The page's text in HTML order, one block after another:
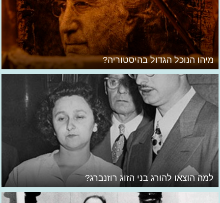
מיהו הנוכל הגדול בהיסטוריה?
למה הוצאו להורג בני הזוג רוזנברג?